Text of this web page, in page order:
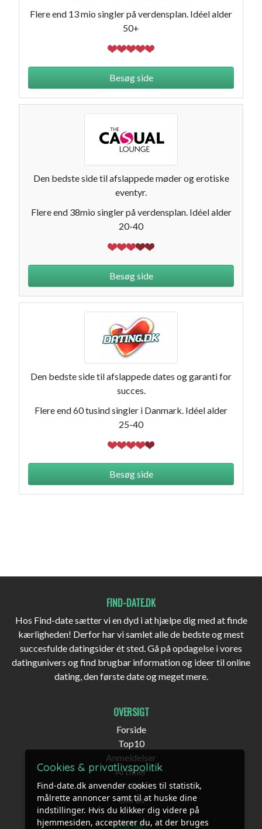
Flere end 13 mio singler på verdensplan. Idéel alder
50+
Besøg side
Den bedste side til afslappede møder og erotiske
eventyr.
Flere end 38mio singler på verdensplan. Idéel alder
20-40
Besøg side
Den bedste side til afslappede dates og garanti for
succes.
Flere end 60 tusind singler i Danmark. Idéel alder
25-40
Besøg side
FIND-DATE.DK
Hos Find-date sætter vi en dyd i at hjælpe dig med at finde
kærligheden! Derfor har vi samlet alle de bedste og mest
succesfulde datingsider ét sted. Gå på opdagelse i vores
datingunivers og find brugbar information og ideer til online
dating, den første date og meget mere.
OVERSIGT
Forside
Top10
Anmeldelser
Artikler
FaQs
Om os
KONTAKT
Cookies & privatlivspolitik
Find-date.dk anvender cookies til statistik,
målrette annoncer samt til at huske dine
indstillinger. Hvis du klikker dig videre på
hjemmesiden, accepterer du, at der bruges